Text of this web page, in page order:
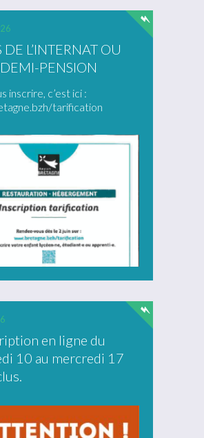
DE L’INTERNAT OU
PENSION
inscrire, c’est ici :
tarification
en ligne du
10 au mercredi 17